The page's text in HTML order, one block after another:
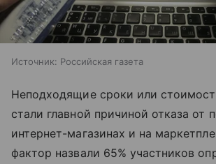
Источник: Российская газета
Неподходящие сроки или
стали главной причиной отказа от
интернет-магазинах и на
фактор назвали 65% участников